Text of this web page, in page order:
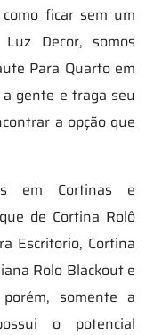
ficar sem um
Decor, somos
Para Quarto em
gente e traga seu
a opção que
em Cortinas e
de Cortina Rolô
Escritorio, Cortina
Rolo Blackout e
somente a
o potencial